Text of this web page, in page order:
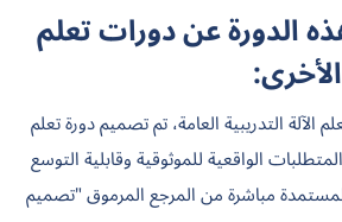
الدورة عن دورات تعلم
التدريبية العامة، تم تصميم دورةتعلم
الواقعية للموثوقية وقابلية التوسع
مباشرة من المرجع المرموق "تصميم